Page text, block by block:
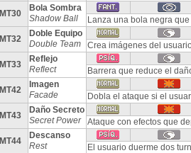
MT30
Bola Sombra
Shadow Ball
Lanza una bola negra
MT32
Doble Equipo
Double Team
Crea imágenes del
MT33
Reflejo
Reflect
Barrera que reduce el
MT42
Imagen
Facade
Dobla el ataque si el
MT43
Daño Secreto
Secret Power
Ataque con efectos que
MT44
Descanso
Rest
El usuario duerme dos